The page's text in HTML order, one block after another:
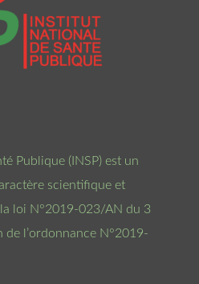
Publique (INSP) est un
scientifique et
loi N°2019-023/AN du 3
l’ordonnance N°2019-